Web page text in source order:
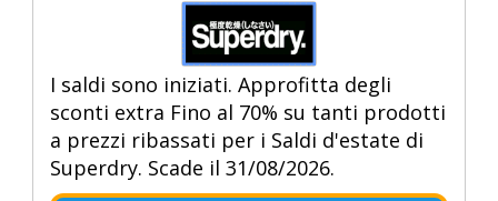
I saldi sono iniziati. Approfitta degli
sconti extra Fino al 70% su tanti prodotti
a prezzi ribassati per i Saldi d'estate di
Superdry. Scade il 31/08/2026.